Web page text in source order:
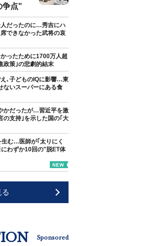
争点"
だったのに…秀吉にハ
できなかった武将の哀
ったために1700万人超
政策｣の悲劇的結末
､子どものIQに影響…東
ないスーパーにある食
かだったが…習近平を激
の支持｣を示した国の｢大
む…医師が｢太りにく
わずか10回の"脱ET体
る
Sponsored